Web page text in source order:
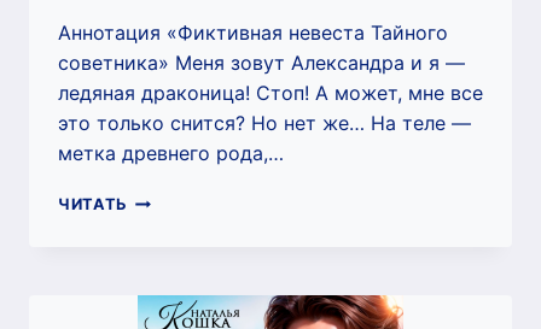
Аннотация «Фиктивная невеста Тайного
советника» Меня зовут Александра и я —
ледяная драконица! Стоп! А может, мне все
это только снится? Но нет же… На теле —
метка древнего рода,…
ЧИТАТЬ ФИКТИВНАЯ
(НАТАЛЬЯ
КОШКА)